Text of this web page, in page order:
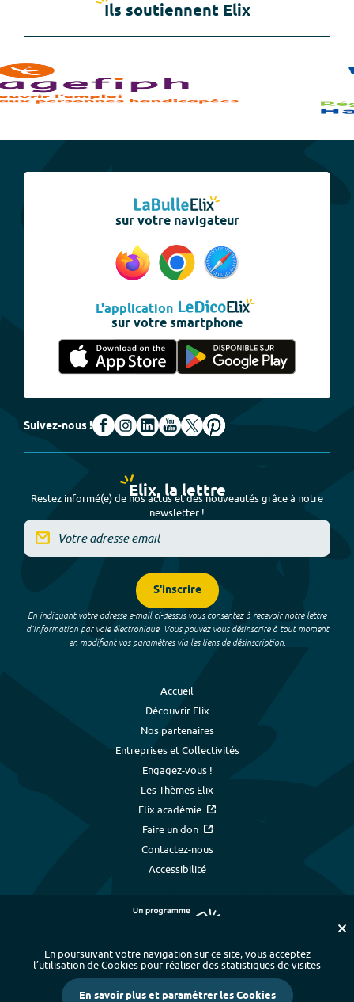
Ils soutiennent Elix
sur votre navigateur
L'application
sur votre smartphone
Suivez-nous !
Elix, la lettre
Restez informé(e) de nos actus et des nouveautés grâce à notre
newsletter !
S'inscrire
En indiquant votre adresse e-mail ci-dessus vous consentez à recevoir notre lettre
d’information par voie électronique. Vous pouvez vous désinscrire à tout moment
en modifiant vos paramètres via les liens de désinscription.
Accueil
Découvrir Elix
Nos partenaires
Entreprises et Collectivités
Engagez-vous !
Les Thèmes Elix
Elix académie
Faire un don
Contactez-nous
Accessibilité
Plan du site - Index alphabétique
-
Mentions légales et données personnelles
- Paramétrer les cookies
En poursuivant votre navigation sur ce site, vous acceptez
l’utilisation de Cookies pour réaliser des statistiques de visites
En savoir plus et paramétrer les Cookies